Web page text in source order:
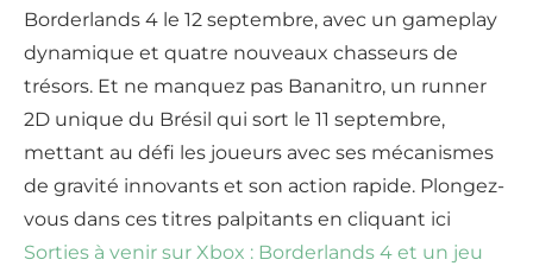
Borderlands 4 le 12 septembre, avec un gameplay
dynamique et quatre nouveaux chasseurs de
trésors. Et ne manquez pas Bananitro, un runner
2D unique du Brésil qui sort le 11 septembre,
mettant au défi les joueurs avec ses mécanismes
de gravité innovants et son action rapide. Plongez-
vous dans ces titres palpitants en cliquant ici
Sorties à venir sur Xbox : Borderlands 4 et un jeu